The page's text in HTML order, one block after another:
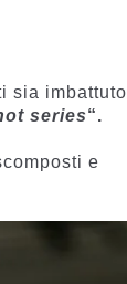
sia imbattuto
series“.
e